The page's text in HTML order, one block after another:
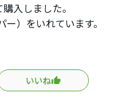
感じですが、まだヘッドサ
入しました。
）をいれています。
感とデザインは劣ります。
いいね